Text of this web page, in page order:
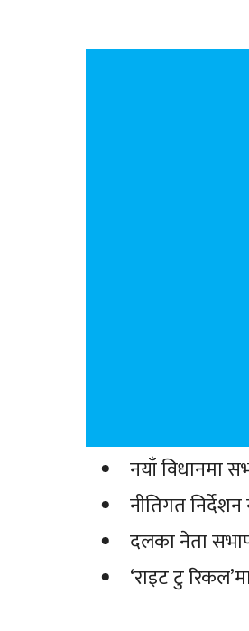
नयाँ विधानमा
नीतिगत
दलका नेता
‘राइट टु